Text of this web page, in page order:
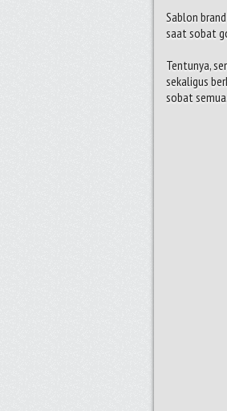
Sablon
saat sobat
Tentunya,
sekaligus
sobat semua.